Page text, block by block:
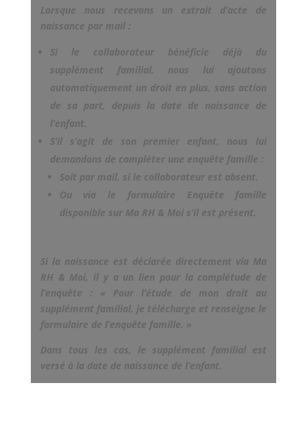
Lorsque nous recevons un extrait d’acte de
naissance par mail :
Si le collaborateur bénéficie déjà du
supplément familial, nous lui ajoutons
automatiquement un droit en plus, sans action
de sa part, depuis la date de naissance de
l’enfant.
S’il s’agit de son premier enfant, nous lui
demandons de compléter une enquête famille :
Soit par mail, si le collaborateur est absent.
Ou via le formulaire Enquête famille
disponible sur Ma RH & Moi s’il est présent.
Si la naissance est déclarée directement via Ma
RH & Moi, il y a un lien pour la complétude de
l’enquête : « Pour l’étude de mon droit au
supplément familial, je télécharge et renseigne le
formulaire de l’enquête famille. »
Dans tous les cas, le supplément familial est
versé à la date de naissance de l’enfant.